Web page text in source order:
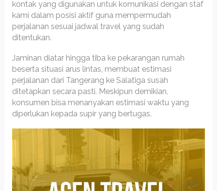
kontak yang digunakan untuk komunikasi dengan staf
kami dalam posisi aktif guna mempermudah
perjalanan sesuai jadwal travel yang sudah
ditentukan.
Jaminan diatar hingga tiba ke pekarangan rumah
beserta situasi arus lintas, membuat estimasi
perjalanan dari Tangerang ke Salatiga susah
ditetapkan secara pasti. Meskipun demikian,
konsumen bisa menanyakan estimasi waktu yang
diperlukan kepada supir yang bertugas.